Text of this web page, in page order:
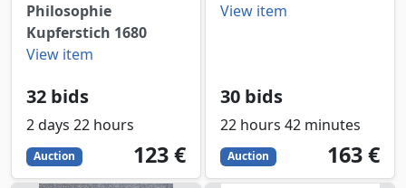
Philosophie
Kupferstich 1680
View item
32 bids
2 days 22 hours
Auction 123
EUR
123 €
View item
30 bids
22 hours 42 minutes
Auction 163
EUR
163 €